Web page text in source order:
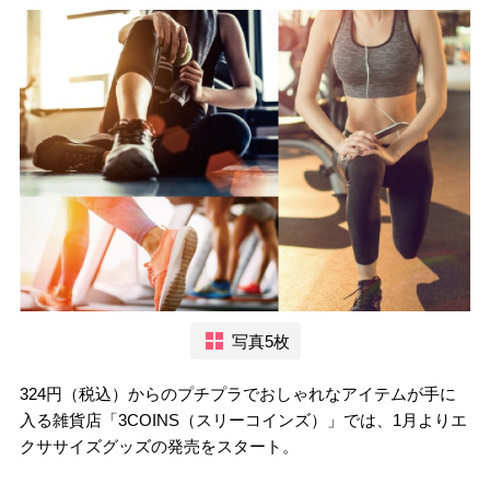
写真5枚
324円（税込）からのプチプラでおしゃれなアイテムが手に
入る雑貨店「3COINS（スリーコインズ）」では、1月よりエ
クササイズグッズの発売をスタート。